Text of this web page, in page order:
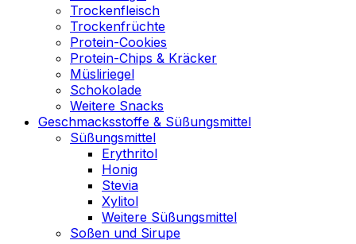
Trockenfleisch
Trockenfrüchte
Protein-Cookies
Protein-Chips & Kräcker
Müsliriegel
Schokolade
Weitere Snacks
Geschmacksstoffe & Süßungsmittel
Süßungsmittel
Erythritol
Honig
Stevia
Xylitol
Weitere Süßungsmittel
Soßen und Sirupe